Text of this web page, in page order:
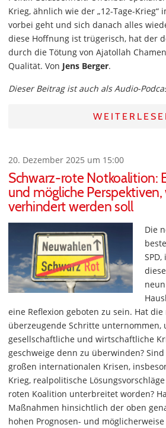
Krieg, ähnlich wie der „12-Tage-Krieg“
vorbei geht und sich danach alles
diese Hoffnung ist trügerisch, hat der
durch die Tötung von Ajatollah
Qualität. Von Jens Berger.
Dieser Beitrag ist auch als Audio-
20. Dezember 2025 um 15:00
Schwarz-rote Notkoalition:
und mögliche
verhindert werden soll
Die
eine Reflexion geboten zu sein. Hat
überzeugende Schritte unternommen,
gesellschaftliche und wirtschaftliche
geschweige denn zu überwinden?
großen internationalen Krisen,
Krieg, realpolitische
roten Koalition unterbreitet worden?
Maßnahmen hinsichtlich der oben
hohen Prognosen- und